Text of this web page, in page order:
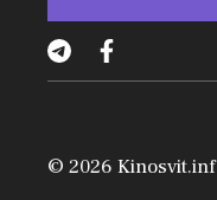
© 2026